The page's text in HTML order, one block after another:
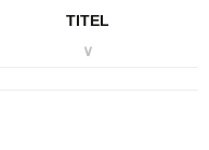
TITEL
∨